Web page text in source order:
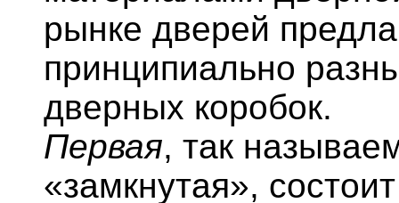
рынке дверей
принципиально
дверных коробок.
Первая, так
«замкнутая»,